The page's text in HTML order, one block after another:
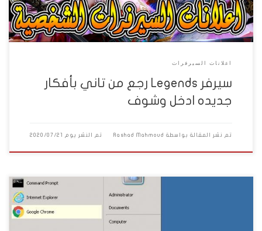
اعلانات السيرفرات
سيرفر Legends رجع من تاني بأفكار
جديده ادخل وشوف
تم نشر المقالة بواسطة Rashad Mahmoud تم النشر يوم 2020/07/21